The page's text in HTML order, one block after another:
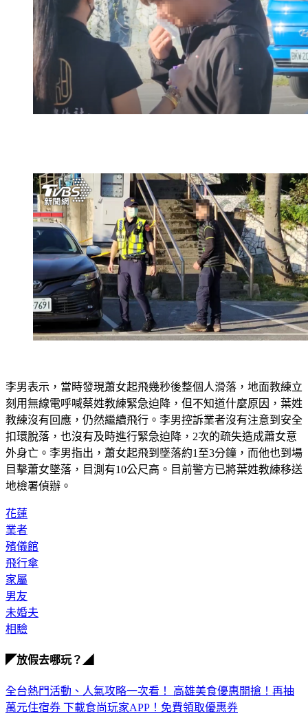
李男表示，當時發現蕭女起飛幾秒後整個人滑落，地面教練立
刻用無線電呼喊蔡姓教練緊急迫降，但不知道什麼原因，葉姓
教練沒有回應，仍然繼續飛行。李男控訴業者沒有注意到安全
扣環脫落，也沒有及時進行緊急迫降，2次的疏失造成蕭女意
外身亡。李男指出，蕭女起飛到墜落約1至3分鐘，而他也到場
目擊蕭女墜落，目測有10公尺高。目前警方已將葉姓教練移送
地檢署偵辦。
花蓮
業者
殯儀館
飛行傘
家屬
男友
未婚夫
相驗
◤放假去哪玩？◢
全台熱門活動、人氣攻略一次看！ 高雄美食優惠開搶！再抽
萬元住宿券 下載食尚玩家APP！免費領取優惠券